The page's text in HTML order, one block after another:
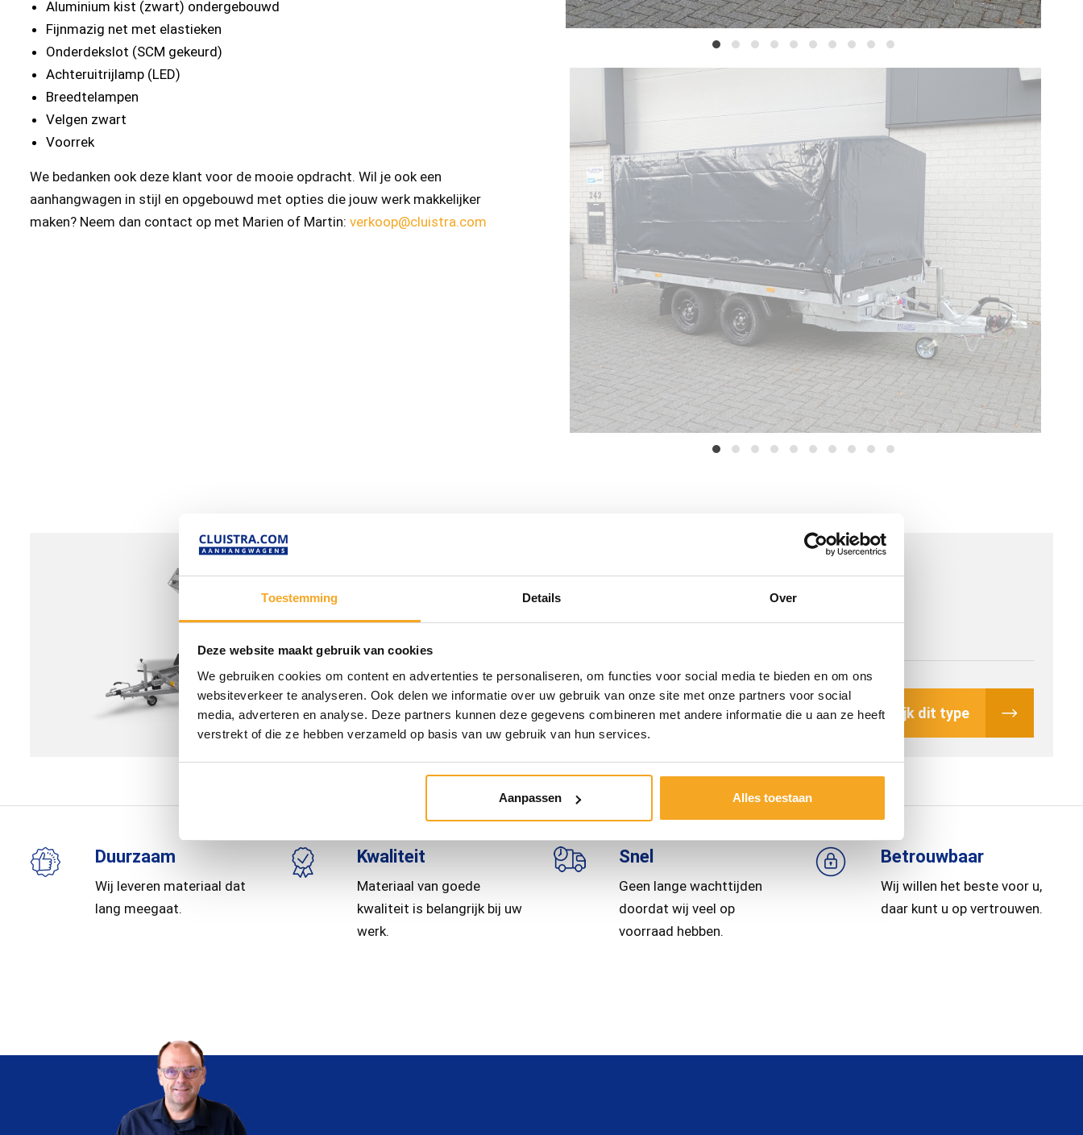
Toestemming Details Over
Deze website maakt gebruik van cookies
We gebruiken cookies om content en advertenties te personaliseren, om functies voor social media te bieden en om ons
websiteverkeer te analyseren. Ook delen we informatie over uw gebruik van onze site met onze partners voor social
media, adverteren en analyse. Deze partners kunnen deze gegevens combineren met andere informatie die u aan ze heeft
verstrekt of die ze hebben verzameld op basis van uw gebruik van hun services.
Aanpassen Alles toestaan
Aluminium kist (zwart) ondergebouwd
Fijnmazig net met elastieken
Onderdekslot (SCM gekeurd)
Achteruitrijlamp (LED)
Breedtelampen
Velgen zwart
Voorrek
We bedanken ook deze klant voor de mooie opdracht. Wil je ook een
aanhangwagen in stijl en opgebouwd met opties die jouw werk makkelijker
maken? Neem dan contact op met Marien of Martin: verkoop@cluistra.com
COBALT HB-2 kopen
Bruto laad vermogen
Tandemasser
Achterwaarts kantelbaar
Volledig gelast en volbad gegalvaniseerd chassis
Bekijk dit type
Duurzaam
Wij leveren materiaal dat
lang meegaat.
Kwaliteit
Materiaal van goede
kwaliteit is belangrijk bij uw
werk.
Snel
Geen lange wachttijden
doordat wij veel op
voorraad hebben.
Betrouwbaar
Wij willen het beste voor u,
daar kunt u op vertrouwen.